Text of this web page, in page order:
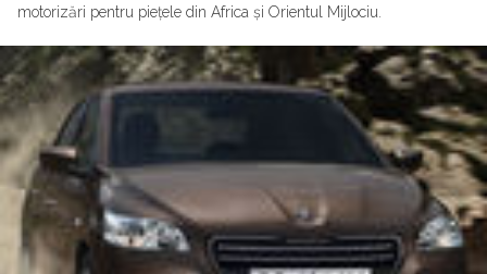
motorizări pentru piețele din Africa și Orientul Mijlociu.